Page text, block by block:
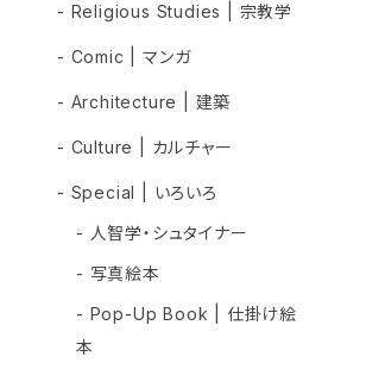
- Religious Studies | 宗教学
- Comic | マンガ
- Architecture | 建築
- Culture | カルチャー
- Special | いろいろ
- 人智学・シュタイナー
- 写真絵本
- Pop-Up Book | 仕掛け絵
本